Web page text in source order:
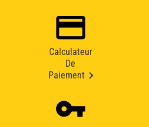
Calculateur
De
Paiement